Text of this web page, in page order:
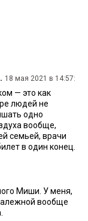
18 мая 2021 в 14:57:
— это как
людей не
одно
вообще,
семьей, врачи
в один конец.
Миши. У меня,
вообще